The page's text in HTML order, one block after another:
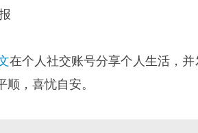
在个人社交账号分享个人生活，
，喜忧自安。